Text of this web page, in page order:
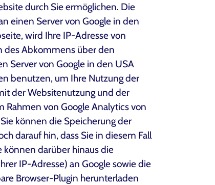
durch Sie ermöglichen. Die
einen Server von Google in den
wird Ihre IP-Adresse von
des Abkommens über den
Server von Google in den USA
benutzen, um Ihre Nutzung der
der Websitenutzung und der
von Google Analytics von
können die Speicherung der
darauf hin, dass Sie in diesem Fall
darüber hinaus die
IP-Adresse) an Google sowie die
Browser-Plugin herunterladen